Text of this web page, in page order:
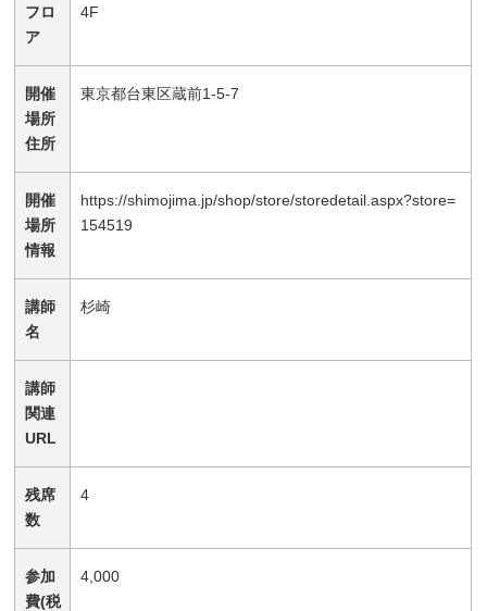
フロ
ア
4F
開催
場所
住所
東京都台東区蔵前1-5-7
開催
場所
情報
https://shimojima.jp/shop/store/storedetail.aspx?store=
154519
講師
名
杉崎
講師
関連
URL
残席
数
4
参加
費(税
4,000